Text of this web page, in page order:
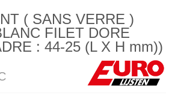
( SANS VERRE )
FILET DORE
: 44-25 (L X H mm))